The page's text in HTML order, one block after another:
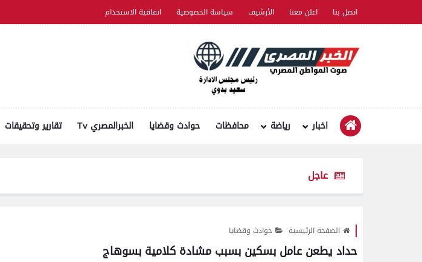
اتصل بنا اعلن معنا الأرشيف سياسة الخصوصية اتفاقية الاستخدام
اخبار رياضة محافظات حوادث وقضايا الخبرالمصري Tv تقارير وتحقيقات
عاجل
الصفحة الرئيسية حوادث وقضايا
حداد يطعن عامل بسكين بسبب مشادة كلامية بسوهاج